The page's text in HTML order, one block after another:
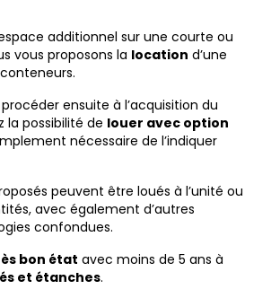
additionnel sur une courte ou
vous proposons la location d’une
ensuite à l’acquisition du
la possibilité de louer avec option
nécessaire de l’indiquer
peuvent être loués à l’unité ou
avec également d’autres
confondues.
bon état avec moins de 5 ans à
et étanches.